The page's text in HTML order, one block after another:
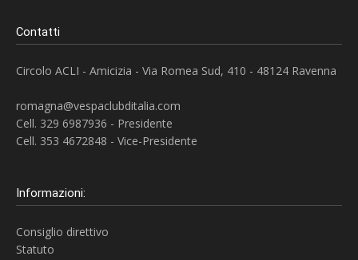
Contatti
Circolo ACLI - Amicizia - Via Romea Sud, 410 - 48124 Ravenna
romagna@vespaclubditalia.com
Cell. 329 6987936 - Presidente
Cell. 353 4672848 - Vice-Presidente
Informazioni:
Consiglio direttivo
Statuto